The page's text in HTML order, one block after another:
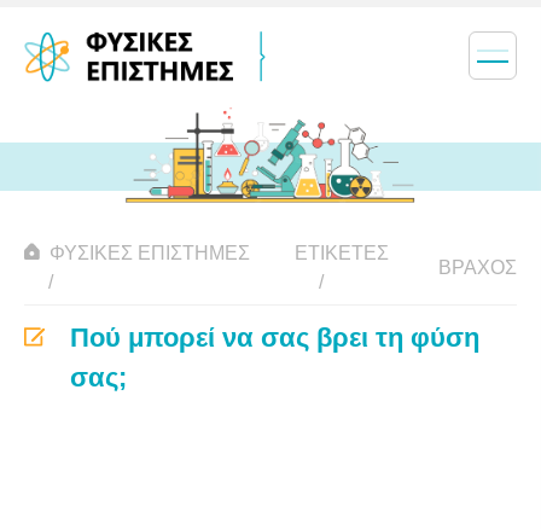
ΦΥΣΙΚΈΣ ΕΠΙΣΤΉΜΕΣ ΕΤΙΚΈΤΕΣ
ΒΡΆΧΟΣ
Πού μπορεί να σας βρει τη φύση
σας;